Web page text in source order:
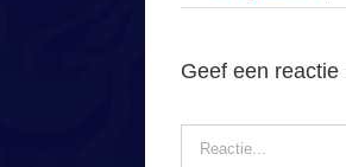
Geef een reactie